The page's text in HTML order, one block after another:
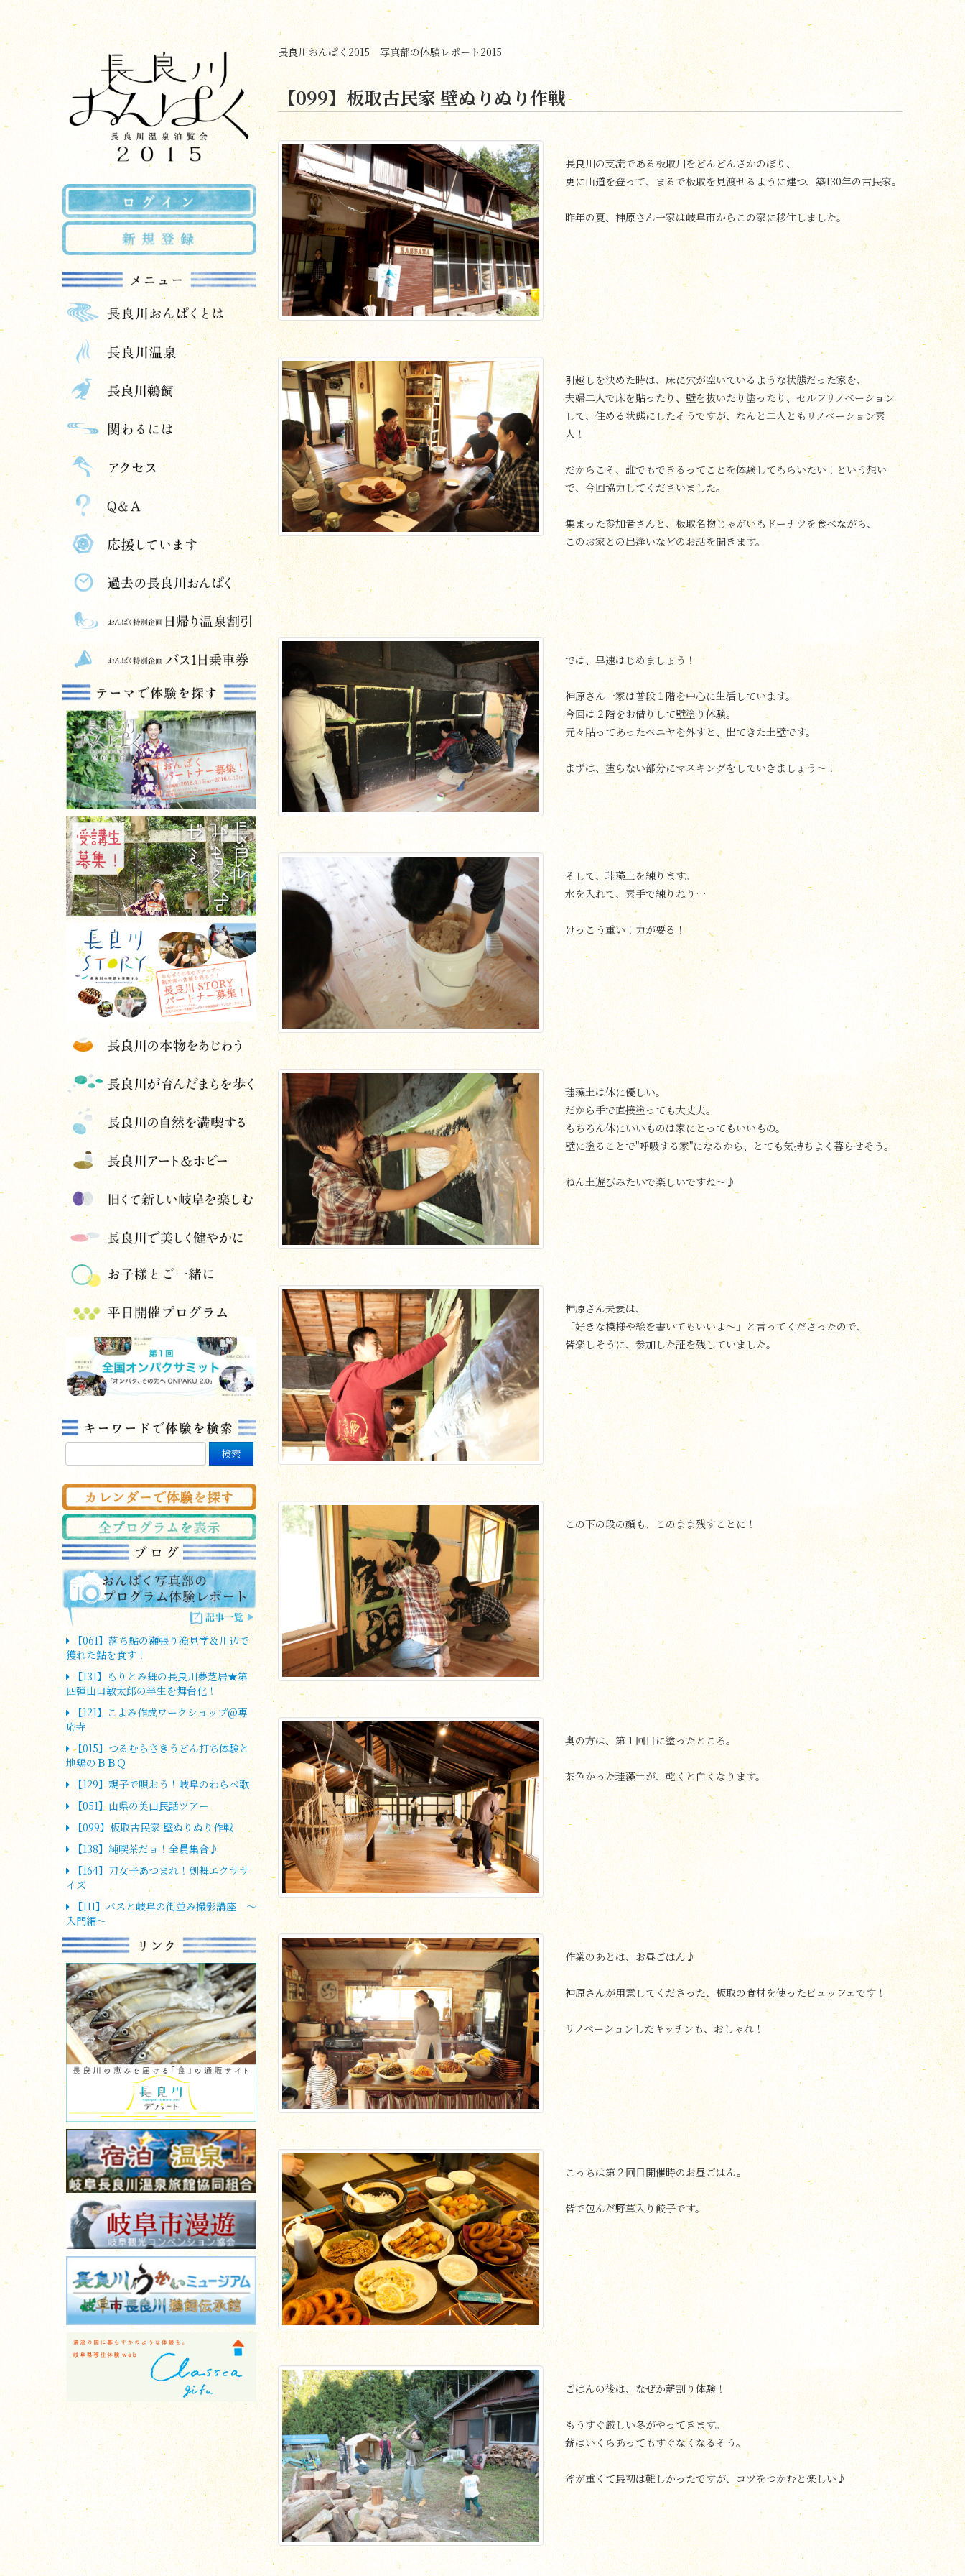
【061】落ち鮎の瀬張り漁見学＆川辺で
獲れた鮎を食す！
【131】もりとみ舞の長良川夢芝居★第
四弾山口敏太郎の半生を舞台化！
【121】こよみ作成ワークショップ@専
応寺
【015】つるむらさきうどん打ち体験と
地鶏のＢＢＱ
【129】親子で唄おう！岐阜のわらべ歌
【051】山県の美山民話ツアー
【099】板取古民家 壁ぬりぬり作戦
【138】純喫茶だョ！全員集合♪
【164】刀女子あつまれ！剣舞エクササ
イズ
【111】バスと岐阜の街並み撮影講座 ～
入門編～
長良川おんぱく2015 写真部の体験レポート2015
【099】板取古民家 壁ぬりぬり作戦
長良川の支流である板取川をどんどんさかのぼり、
更に山道を登って、まるで板取を見渡せるように建つ、築130年の古民家。
昨年の夏、神原さん一家は岐阜市からこの家に移住しました。
引越しを決めた時は、床に穴が空いているような状態だった家を、
夫婦二人で床を貼ったり、壁を抜いたり塗ったり、セルフリノベーション
して、住める状態にしたそうですが、なんと二人ともリノベーション素
人！
だからこそ、誰でもできるってことを体験してもらいたい！という想い
で、今回協力してくださいました。
集まった参加者さんと、板取名物じゃがいもドーナツを食べながら、
このお家との出逢いなどのお話を聞きます。
では、早速はじめましょう！
神原さん一家は普段１階を中心に生活しています。
今回は２階をお借りして壁塗り体験。
元々貼ってあったベニヤを外すと、出てきた土壁です。
まずは、塗らない部分にマスキングをしていきましょう〜！
そして、珪藻土を練ります。
水を入れて、素手で練りねり…
けっこう重い！力が要る！
珪藻土は体に優しい。
だから手で直接塗っても大丈夫。
もちろん体にいいものは家にとってもいいもの。
壁に塗ることで"呼吸する家"になるから、とても気持ちよく暮らせそう。
ねん土遊びみたいで楽しいですね〜♪
神原さん夫妻は、
「好きな模様や絵を書いてもいいよ〜」と言ってくださったので、
皆楽しそうに、参加した証を残していました。
この下の段の顔も、このまま残すことに！
奥の方は、第１回目に塗ったところ。
茶色かった珪藻土が、乾くと白くなります。
作業のあとは、お昼ごはん♪
神原さんが用意してくださった、板取の食材を使ったビュッフェです！
リノベーションしたキッチンも、おしゃれ！
こっちは第２回目開催時のお昼ごはん。
皆で包んだ野草入り餃子です。
ごはんの後は、なぜか薪割り体験！
もうすぐ厳しい冬がやってきます。
薪はいくらあってもすぐなくなるそう。
斧が重くて最初は難しかったですが、コツをつかむと楽しい♪